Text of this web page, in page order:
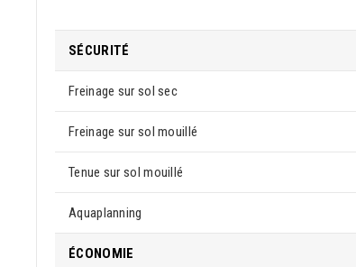
SÉCURITÉ
Freinage sur sol sec
Freinage sur sol mouillé
Tenue sur sol mouillé
Aquaplanning
ÉCONOMIE